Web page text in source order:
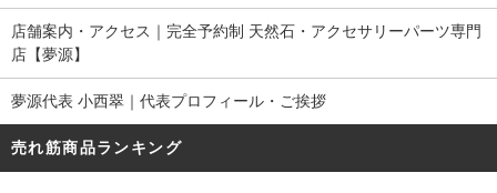
店舗案内・アクセス｜完全予約制 天然石・アクセサリーパーツ専門
店【夢源】
夢源代表 小西翠｜代表プロフィール・ご挨拶
売れ筋商品ランキング